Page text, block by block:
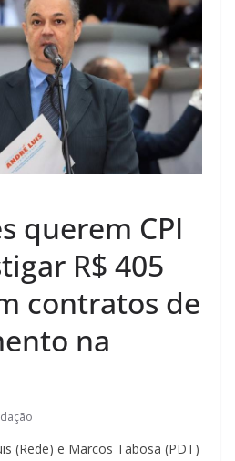
querem CPI
R$ 405
contratos de
na
(Rede) e Marcos Tabosa (PDT)